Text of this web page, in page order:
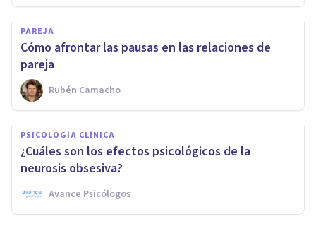
PAREJA
Cómo afrontar las pausas en las relaciones de
pareja
Rubén Camacho
PSICOLOGÍA CLÍNICA
¿Cuáles son los efectos psicológicos de la
neurosis obsesiva?
Avance Psicólogos